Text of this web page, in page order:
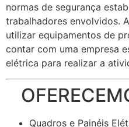
normas de segurança
trabalhadores envolvidos.
utilizar equipamentos de
contar com uma empresa
elétrica para realizar a
Quadros e Painéis